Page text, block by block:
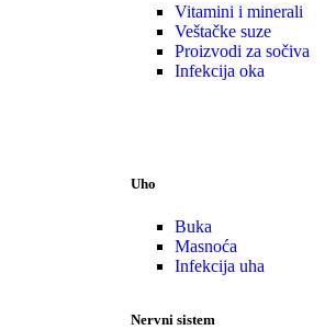
Vitamini i minerali
Veštačke suze
Proizvodi za sočiva
Infekcija oka
Uho
Buka
Masnoća
Infekcija uha
Nervni sistem